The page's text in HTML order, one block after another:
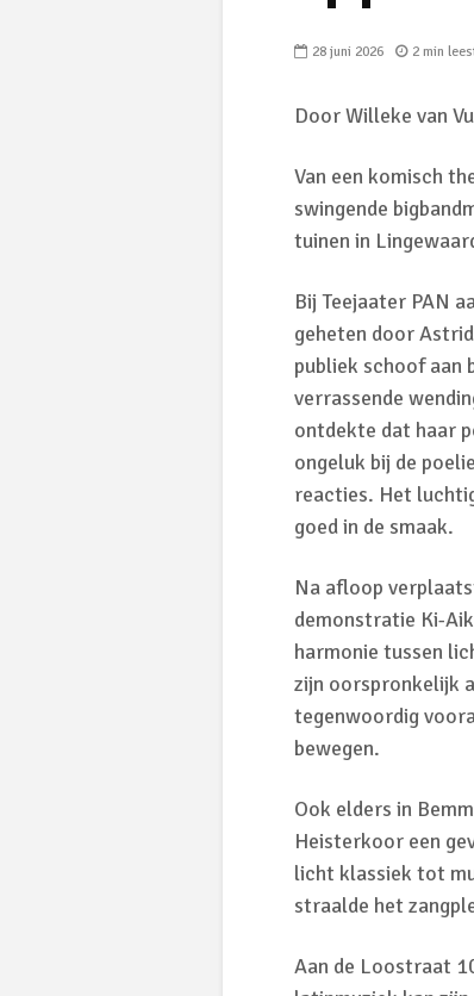
28 juni 2026 2 min
Door Willeke van
Van een komisch
swingende
tuinen in
Bij Teejaater PAN
geheten door Astrid
publiek schoof aan
verrassende
ontdekte dat haar
ongeluk bij de
reacties. Het
goed in de smaak.
Na afloop
demonstratie Ki-
harmonie tussen
zijn oorspronkelijk
tegenwoordig
bewegen.
Ook elders in
Heisterkoor een
licht klassiek tot
straalde het
Aan de Loostraat